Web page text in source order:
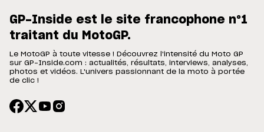
GP-Inside est le site francophone n°1
traitant du MotoGP.
Le MotoGP à toute vitesse ! Découvrez l'intensité du Moto GP
sur GP-Inside.com : actualités, résultats, interviews, analyses,
photos et vidéos. L'univers passionnant de la moto à portée
de clic !